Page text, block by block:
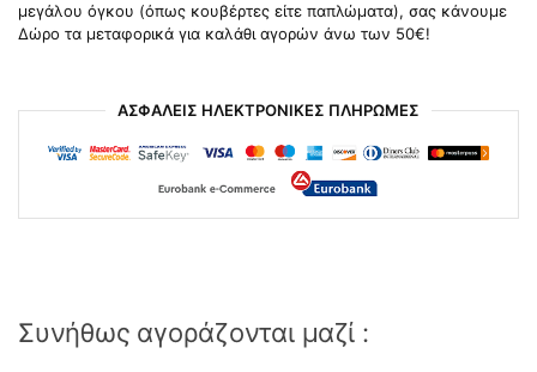
μεγάλου όγκου (όπως κουβέρτες είτε παπλώματα), σας κάνουμε
Δώρο τα μεταφορικά για καλάθι αγορών άνω των 50€!
ΑΣΦΑΛΕΙΣ ΗΛΕΚΤΡΟΝΙΚΕΣ ΠΛΗΡΩΜΕΣ
Συνήθως αγοράζονται μαζί :